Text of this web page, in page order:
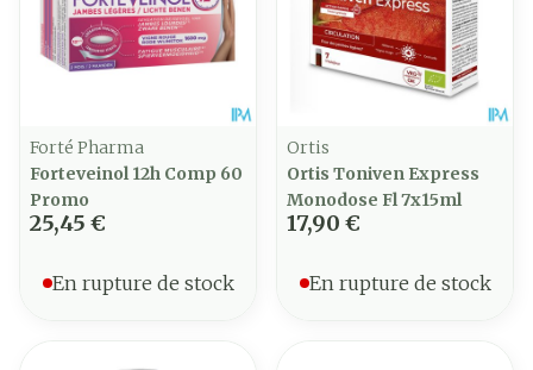
Forté Pharma
Forteveinol 12h Comp 60
Promo
25,45 €
En rupture de stock
Ortis
Ortis Toniven Express
Monodose Fl 7x15ml
17,90 €
En rupture de stock